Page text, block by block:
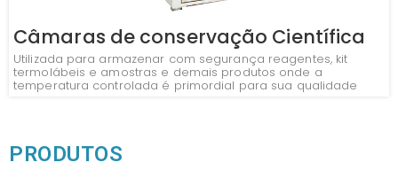
Câmaras de conservação Científica
Utilizada para armazenar com segurança reagentes, kit
termolábeis e amostras e demais produtos onde a
temperatura controlada é primordial para sua qualidade
PRODUTOS